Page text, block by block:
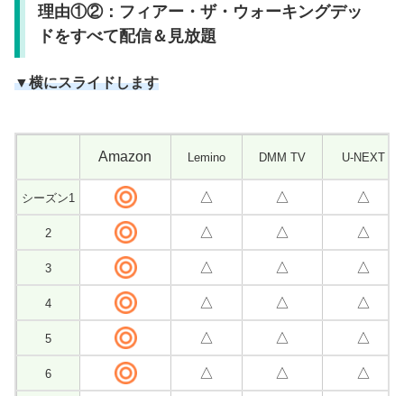
理由①②：フィアー・ザ・ウォーキングデッ
ドをすべて配信＆見放題
▼横にスライドします
Amazon Lemino DMM TV U-NEXT
シーズン1 △ △ △
2 △ △ △
3 △ △ △
4 △ △ △
5 △ △ △
6 △ △ △